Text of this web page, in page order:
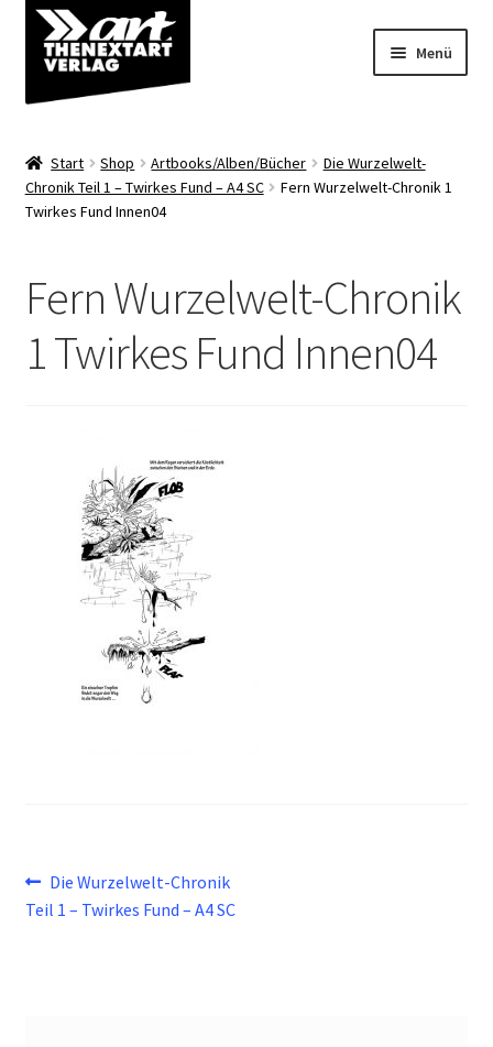
Zur
Navigation
springen
Zum
Inhalt
springen
Menü
Shop
Start Shop Artbooks/Alben/Bücher
Die Wurzelwelt-
Chronik Teil 1 – Twirkes Fund – A4 SC
Fern Wurzelwelt-Chronik 1
Twirkes Fund Innen04
Fern Wurzelwelt-Chronik
1 Twirkes Fund Innen04
Beitragsnavigation
Vorheriger
Beitrag:
Die Wurzelwelt-Chronik
Teil 1 – Twirkes Fund – A4 SC